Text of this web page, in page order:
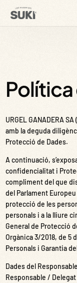
URGEL GANADERA
amb la deguda
Protecció de Dades.
A continuació,
confidencialitat i
compliment del que
del Parlament Europeu
protecció de les
personals i a la lliure
General de Protecció
Orgànica 3/2018, de 5
Personals i Garantia
Dades del
Responsable /